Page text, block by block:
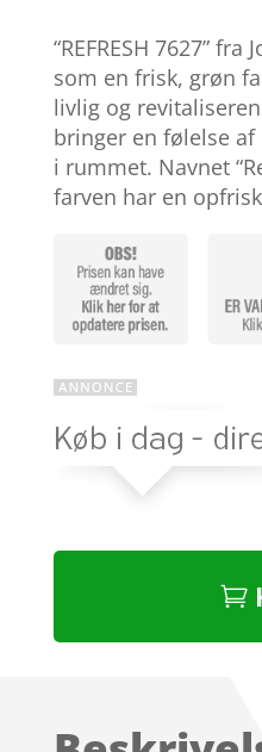
ud af 5
baseret
på
kundebed
ømmels
er
“REFRESH 7627”
som en frisk, grøn
livlig og
bringer en følelse
i rummet. Navnet
farven har en